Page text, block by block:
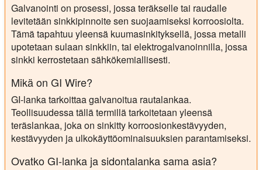
Galvanointi on prosessi, jossa teräkselle tai raudalle
levitetään sinkkipinnoite sen suojaamiseksi korroosiolta.
Tämä tapahtuu yleensä kuumasinkityksellä, jossa metalli
upotetaan sulaan sinkkiin, tai elektrogalvanoinnilla, jossa
sinkki kerrostetaan sähkökemiallisesti.
Mikä on GI Wire?
GI-lanka tarkoittaa galvanoitua rautalankaa.
Teollisuudessa tällä termillä tarkoitetaan yleensä
teräslankaa, joka on sinkitty korroosionkestävyyden,
kestävyyden ja ulkokäyttöominaisuuksien parantamiseksi.
Ovatko GI-lanka ja sidontalanka sama asia?